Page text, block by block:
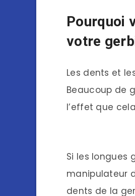
Pourquoi
votre
Les dents et
Beaucoup de
l’effet que
Si les longues
manipulateur
dents de la